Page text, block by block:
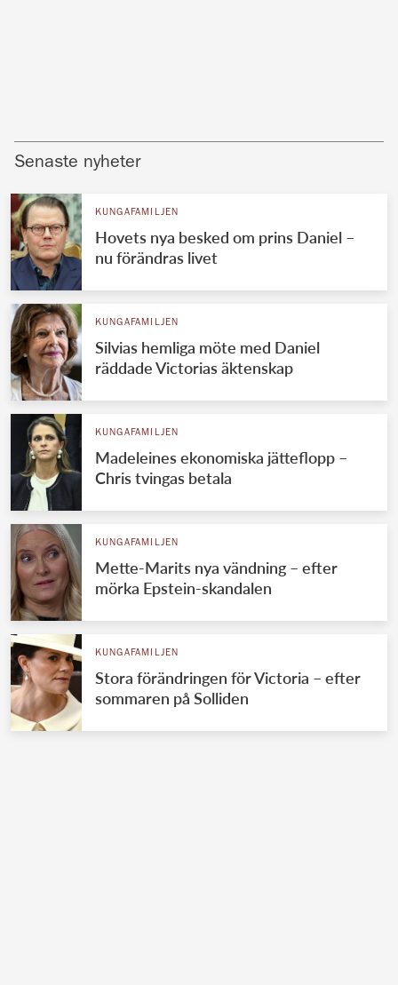
Senaste nyheter
KUNGAFAMILJEN
Hovets nya besked om prins Daniel –
nu förändras livet
KUNGAFAMILJEN
Silvias hemliga möte med Daniel
räddade Victorias äktenskap
KUNGAFAMILJEN
Madeleines ekonomiska jätteflopp –
Chris tvingas betala
KUNGAFAMILJEN
Mette-Marits nya vändning – efter
mörka Epstein-skandalen
KUNGAFAMILJEN
Stora förändringen för Victoria – efter
sommaren på Solliden